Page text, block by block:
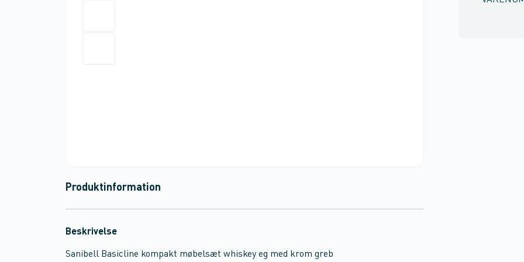
Produktinformation
Beskrivelse
Sanibell Basicline kompakt møbelsæt whiskey eg med krom greb